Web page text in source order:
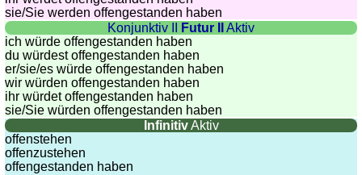
sie/Sie werden offengestanden haben
Konjunktiv II
Futur II
Aktiv
ich würde offengestanden haben
du würdest offengestanden haben
er/sie/es würde offengestanden haben
wir würden offengestanden haben
ihr würdet offengestanden haben
sie/Sie würden offengestanden haben
InfinitivAktiv
offenstehen
offenzustehen
offengestanden haben